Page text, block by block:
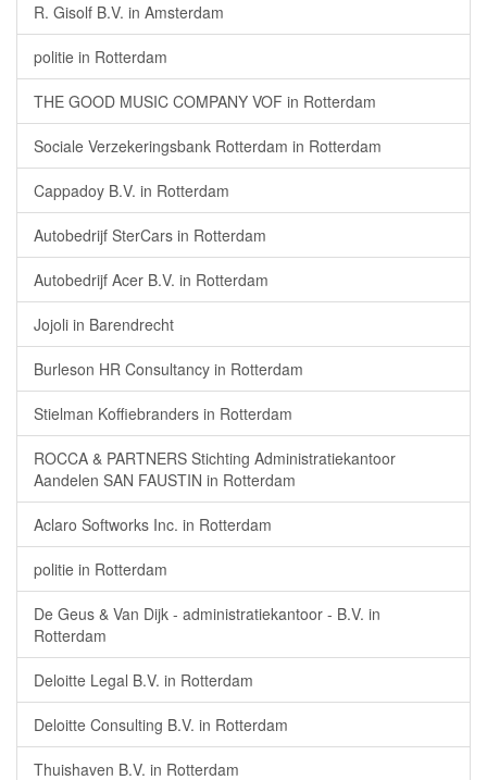
R. Gisolf B.V. in Amsterdam
politie in Rotterdam
THE GOOD MUSIC COMPANY VOF in Rotterdam
Sociale Verzekeringsbank Rotterdam in Rotterdam
Cappadoy B.V. in Rotterdam
Autobedrijf SterCars in Rotterdam
Autobedrijf Acer B.V. in Rotterdam
Jojoli in Barendrecht
Burleson HR Consultancy in Rotterdam
Stielman Koffiebranders in Rotterdam
ROCCA & PARTNERS Stichting Administratiekantoor
Aandelen SAN FAUSTIN in Rotterdam
Aclaro Softworks Inc. in Rotterdam
politie in Rotterdam
De Geus & Van Dijk - administratiekantoor - B.V. in
Rotterdam
Deloitte Legal B.V. in Rotterdam
Deloitte Consulting B.V. in Rotterdam
Thuishaven B.V. in Rotterdam